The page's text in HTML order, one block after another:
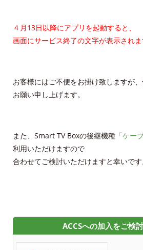
４月13日以降にアプリを起動すると、
画面にサービス終了の文字が表示されま
お客様にはご不便をお掛け致しますが
お願い申し上げます。
また、Smart TV Boxの後継機種 「ケー
利用いただけますので
合わせてご検討いただけますと幸いです
ACCSへの加入をご検
ACCSTV
Cable-plus Phone
ACCS Cable Connection